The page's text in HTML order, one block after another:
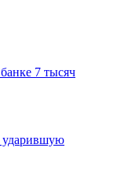
7 тысяч
ударившую